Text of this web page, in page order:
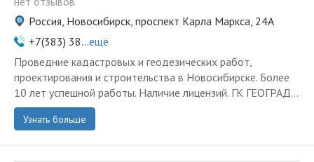
Россия, Новосибирск, проспект Карла Маркса, 24А
+7(383) 38...ещё
Проведние кадастровых и геодезических работ,
проектирования и строительства в Новосибирске. Более
10 лет успешной работы. Наличие лицензий. ГК ГЕОГРАД...
Узнать больше